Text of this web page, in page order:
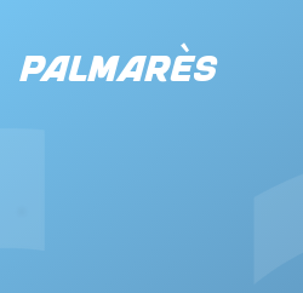
Palmarès